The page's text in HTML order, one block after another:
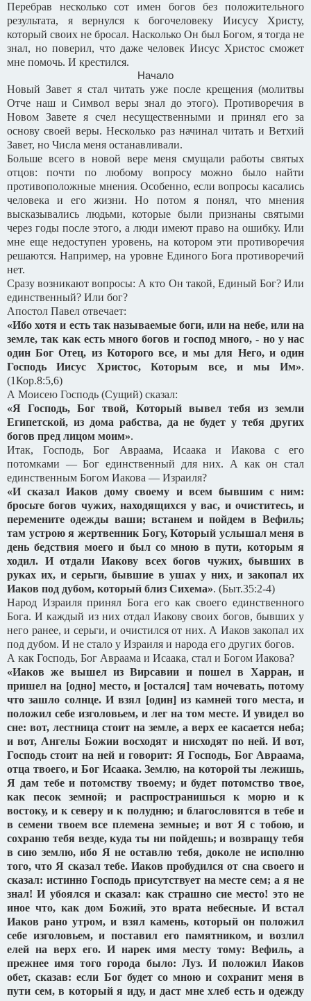
Перебрав несколько сот имен богов без положительного
результата, я вернулся к богочеловеку Иисусу Христу,
который своих не бросал. Насколько Он был Богом, я тогда не
знал, но поверил, что даже человек Иисус Христос сможет
мне помочь. И крестился.
Начало
Новый Завет я стал читать уже после крещения (молитвы
Отче наш и Символ веры знал до этого). Противоречия в
Новом Завете я счел несущественными и принял его за
основу своей веры. Несколько раз начинал читать и Ветхий
Завет, но Числа меня останавливали.
Больше всего в новой вере меня смущали работы святых
отцов: почти по любому вопросу можно было найти
противоположные мнения. Особенно, если вопросы касались
человека и его жизни. Но потом я понял, что мнения
высказывались людьми, которые были признаны святыми
через годы после этого, а люди имеют право на ошибку. Или
мне еще недоступен уровень, на котором эти противоречия
решаются. Например, на уровне Единого Бога противоречий
нет.
Сразу возникают вопросы: А кто Он такой, Единый Бог? Или
единственный? Или бог?
Апостол Павел отвечает:
«Ибо хотя и есть так называемые боги, или на небе, или на
земле, так как есть много богов и господ много, - но у нас
один Бог Отец, из Которого все, и мы для Него, и один
Господь Иисус Христос, Которым все, и мы Им».
(1Кор.8:5,6)
А Моисею Господь (Сущий) сказал:
«Я Господь, Бог твой, Который вывел тебя из земли
Египетской, из дома рабства, да не будет у тебя других
богов пред лицом моим».
Итак, Господь, Бог Авраама, Исаака и Иакова с его
потомками — Бог единственный для них. А как он стал
единственным Богом Иакова — Израиля?
«И сказал Иаков дому своему и всем бывшим с ним:
бросьте богов чужих, находящихся у вас, и очиститесь, и
перемените одежды ваши; встанем и пойдем в Вефиль;
там устрою я жертвенник Богу, Который услышал меня в
день бедствия моего и был со мною в пути, которым я
ходил. И отдали Иакову всех богов чужих, бывших в
руках их, и серьги, бывшие в ушах у них, и закопал их
Иаков под дубом, который близ Сихема». (Быт.35:2-4)
Народ Израиля принял Бога его как своего единственного
Бога. И каждый из них отдал Иакову своих богов, бывших у
него ранее, и серьги, и очистился от них. А Иаков закопал их
под дубом. И не стало у Израиля и народа его других богов.
А как Господь, Бог Авраама и Исаака, стал и Богом Иакова?
«Иаков же вышел из Вирсавии и пошел в Харран, и
пришел на [одно] место, и [остался] там ночевать, потому
что зашло солнце. И взял [один] из камней того места, и
положил себе изголовьем, и лег на том месте. И увидел во
сне: вот, лестница стоит на земле, а верх ее касается неба;
и вот, Ангелы Божии восходят и нисходят по ней. И вот,
Господь стоит на ней и говорит: Я Господь, Бог Авраама,
отца твоего, и Бог Исаака. Землю, на которой ты лежишь,
Я дам тебе и потомству твоему; и будет потомство твое,
как песок земной; и распространишься к морю и к
востоку, и к северу и к полудню; и благословятся в тебе и
в семени твоем все племена земные; и вот Я с тобою, и
сохраню тебя везде, куда ты ни пойдешь; и возвращу тебя
в сию землю, ибо Я не оставлю тебя, доколе не исполню
того, что Я сказал тебе. Иаков пробудился от сна своего и
сказал: истинно Господь присутствует на месте сем; а я не
знал! И убоялся и сказал: как страшно сие место! это не
иное что, как дом Божий, это врата небесные. И встал
Иаков рано утром, и взял камень, который он положил
себе изголовьем, и поставил его памятником, и возлил
елей на верх его. И нарек имя месту тому: Вефиль, а
прежнее имя того города было: Луз. И положил Иаков
обет, сказав: если Бог будет со мною и сохранит меня в
пути сем, в который я иду, и даст мне хлеб есть и одежду